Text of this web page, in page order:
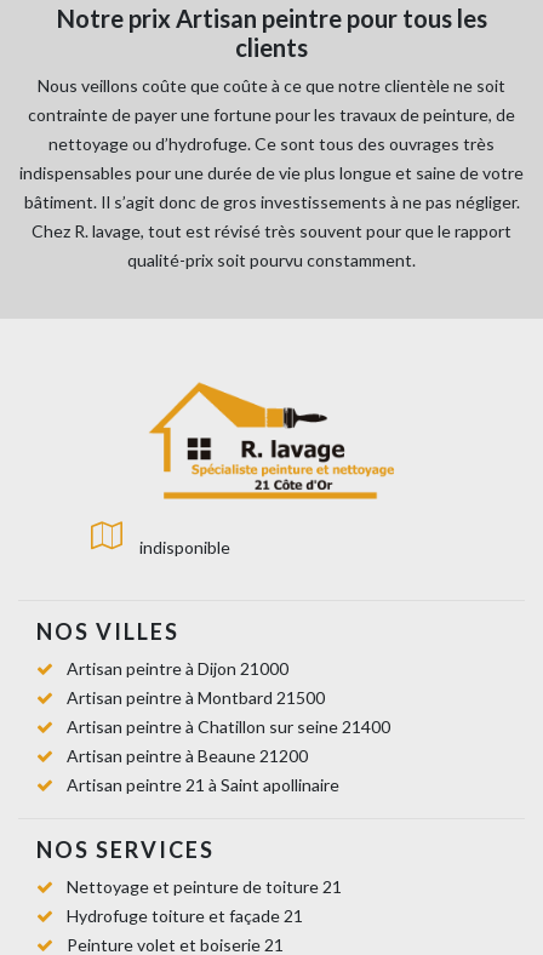
Notre prix Artisan peintre pour tous les
clients
Nous veillons coûte que coûte à ce que notre clientèle ne soit
contrainte de payer une fortune pour les travaux de peinture, de
nettoyage ou d’hydrofuge. Ce sont tous des ouvrages très
indispensables pour une durée de vie plus longue et saine de votre
bâtiment. Il s’agit donc de gros investissements à ne pas négliger.
Chez R. lavage, tout est révisé très souvent pour que le rapport
qualité-prix soit pourvu constamment.
indisponible
NOS VILLES
Artisan peintre à Dijon 21000
Artisan peintre à Montbard 21500
Artisan peintre à Chatillon sur seine 21400
Artisan peintre à Beaune 21200
Artisan peintre 21 à Saint apollinaire
NOS SERVICES
Nettoyage et peinture de toiture 21
Hydrofuge toiture et façade 21
Peinture volet et boiserie 21